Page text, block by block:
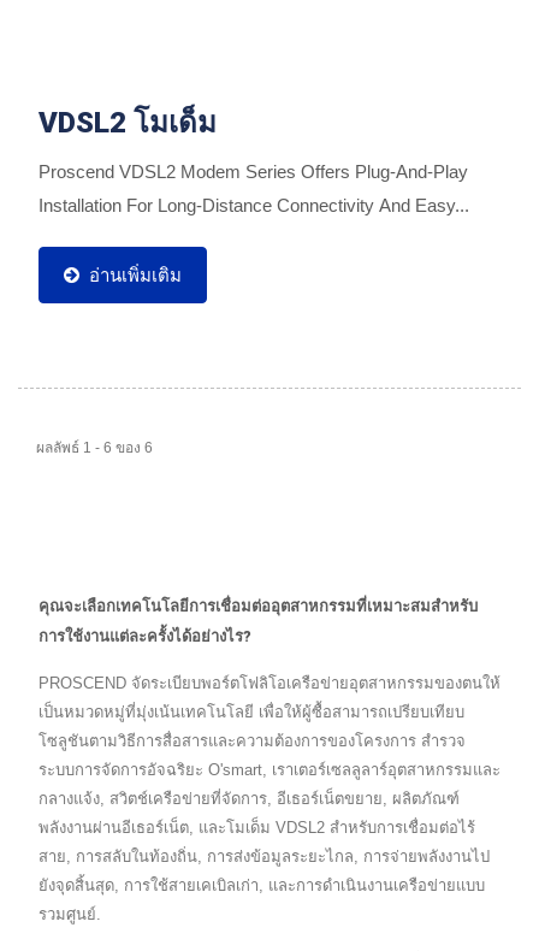
VDSL2 โมเด็ม
Proscend VDSL2 Modem Series Offers Plug-And-Play
Installation For Long-Distance Connectivity And Easy...
อ่านเพิ่มเติม
ผลลัพธ์ 1 - 6 ของ 6
คุณจะเลือกเทคโนโลยีการเชื่อมต่ออุตสาหกรรมที่เหมาะสมสำหรับ
การใช้งานแต่ละครั้งได้อย่างไร?
PROSCEND จัดระเบียบพอร์ตโฟลิโอเครือข่ายอุตสาหกรรมของตนให้
เป็นหมวดหมู่ที่มุ่งเน้นเทคโนโลยี เพื่อให้ผู้ซื้อสามารถเปรียบเทียบ
โซลูชันตามวิธีการสื่อสารและความต้องการของโครงการ สำรวจ
ระบบการจัดการอัจฉริยะ O'smart, เราเตอร์เซลลูลาร์อุตสาหกรรมและ
กลางแจ้ง, สวิตช์เครือข่ายที่จัดการ, อีเธอร์เน็ตขยาย, ผลิตภัณฑ์
พลังงานผ่านอีเธอร์เน็ต, และโมเด็ม VDSL2 สำหรับการเชื่อมต่อไร้
สาย, การสลับในท้องถิ่น, การส่งข้อมูลระยะไกล, การจ่ายพลังงานไป
ยังจุดสิ้นสุด, การใช้สายเคเบิลเก่า, และการดำเนินงานเครือข่ายแบบ
รวมศูนย์.